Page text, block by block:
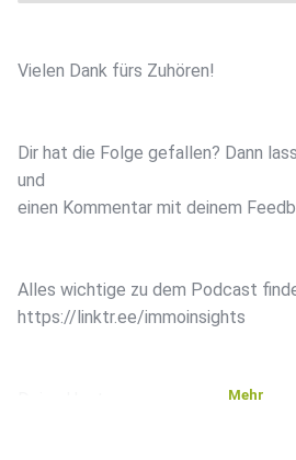
Vielen Dank fürs Zuhören!
Dir hat die Folge gefallen? Dann
und
einen Kommentar mit deinem
Alles wichtige zu dem Podcast
https://linktr.ee/immoinsights
Mehr